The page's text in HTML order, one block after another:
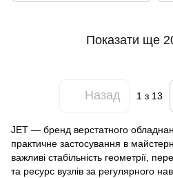
Показати ще
Назад 1 з 13
JET — бренд верстатного
практичне застосування в
важливі стабільність геометрії,
та ресурс вузлів за регулярного